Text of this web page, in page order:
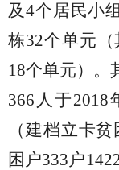
及4个居民小
栋32个单元
18个单元）。
366人于2018
（建档立卡
困户333户